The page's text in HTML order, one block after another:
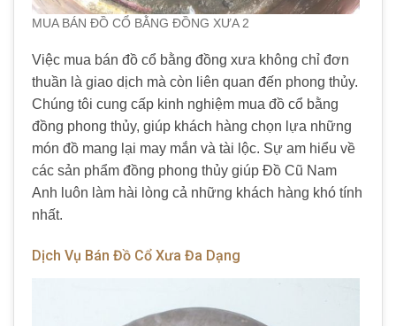
MUA BÁN ĐỒ CỔ BẰNG ĐỒNG XƯA 2
Việc mua bán đồ cổ bằng đồng xưa không chỉ đơn
thuần là giao dịch mà còn liên quan đến phong thủy.
Chúng tôi cung cấp kinh nghiệm mua đồ cổ bằng
đồng phong thủy, giúp khách hàng chọn lựa những
món đồ mang lại may mắn và tài lộc. Sự am hiểu về
các sản phẩm đồng phong thủy giúp Đồ Cũ Nam
Anh luôn làm hài lòng cả những khách hàng khó tính
nhất.
Dịch Vụ Bán Đồ Cổ Xưa Đa Dạng